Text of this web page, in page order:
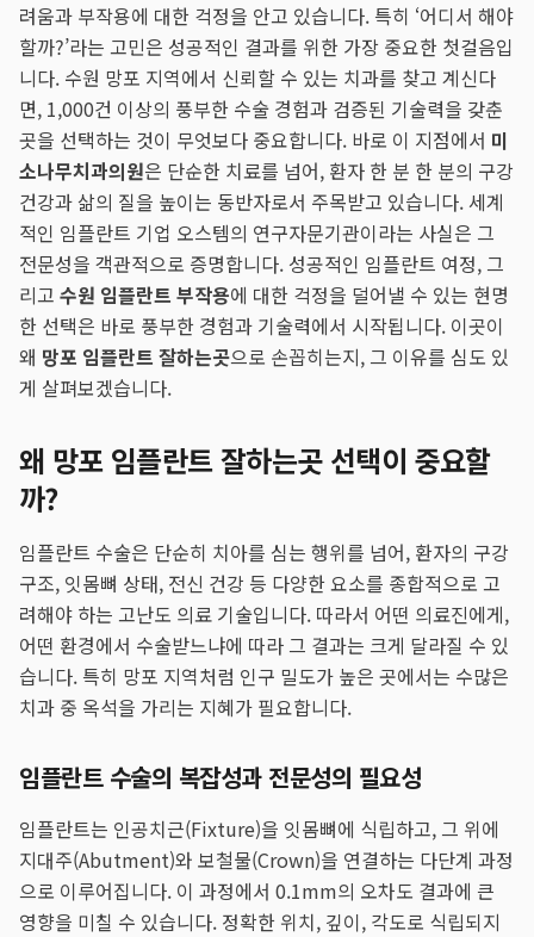
려움과 부작용에 대한 걱정을 안고 있습니다. 특히 ‘어디서 해야
할까?’라는 고민은 성공적인 결과를 위한 가장 중요한 첫걸음입
니다. 수원 망포 지역에서 신뢰할 수 있는 치과를 찾고 계신다
면, 1,000건 이상의 풍부한 수술 경험과 검증된 기술력을 갖춘
곳을 선택하는 것이 무엇보다 중요합니다. 바로 이 지점에서 미
소나무치과의원은 단순한 치료를 넘어, 환자 한 분 한 분의 구강
건강과 삶의 질을 높이는 동반자로서 주목받고 있습니다. 세계
적인 임플란트 기업 오스템의 연구자문기관이라는 사실은 그
전문성을 객관적으로 증명합니다. 성공적인 임플란트 여정, 그
리고 수원 임플란트 부작용에 대한 걱정을 덜어낼 수 있는 현명
한 선택은 바로 풍부한 경험과 기술력에서 시작됩니다. 이곳이
왜 망포 임플란트 잘하는곳으로 손꼽히는지, 그 이유를 심도 있
게 살펴보겠습니다.
왜 망포 임플란트 잘하는곳 선택이 중요할
까?
임플란트 수술은 단순히 치아를 심는 행위를 넘어, 환자의 구강
구조, 잇몸뼈 상태, 전신 건강 등 다양한 요소를 종합적으로 고
려해야 하는 고난도 의료 기술입니다. 따라서 어떤 의료진에게,
어떤 환경에서 수술받느냐에 따라 그 결과는 크게 달라질 수 있
습니다. 특히 망포 지역처럼 인구 밀도가 높은 곳에서는 수많은
치과 중 옥석을 가리는 지혜가 필요합니다.
임플란트 수술의 복잡성과 전문성의 필요성
임플란트는 인공치근(Fixture)을 잇몸뼈에 식립하고, 그 위에
지대주(Abutment)와 보철물(Crown)을 연결하는 다단계 과정
으로 이루어집니다. 이 과정에서 0.1mm의 오차도 결과에 큰
영향을 미칠 수 있습니다. 정확한 위치, 깊이, 각도로 식립되지